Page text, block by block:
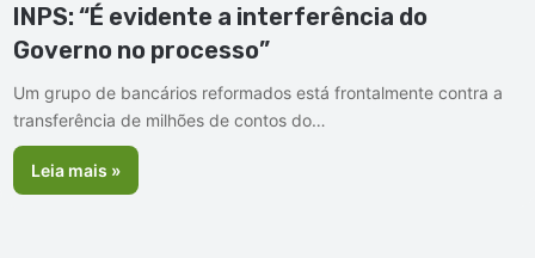
INPS: “É evidente a interferência do
Governo no processo”
Um grupo de bancários reformados está frontalmente contra a
transferência de milhões de contos do…
Leia mais »